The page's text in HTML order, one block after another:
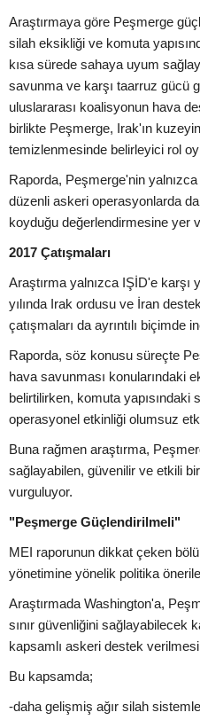
Araştırmaya göre Peşmerge
silah eksikliği ve komuta
kısa sürede sahaya uyum
savunma ve karşı taarruz gücü
uluslararası koalisyonun hava
birlikte Peşmerge, Irak'ın
temizlenmesinde belirleyici rol
Raporda, Peşmerge'nin
düzenli askeri operasyonlarda
koyduğu değerlendirmesine yer
2017 Çatışmaları
Araştırma yalnızca IŞİD'e karşı
yılında Irak ordusu ve İran
çatışmaları da ayrıntılı biçimde
Raporda, söz konusu süreçte
hava savunması konularındaki
belirtilirken, komuta yapısındaki
operasyonel etkinliği olumsuz
Buna rağmen araştırma,
sağlayabilen, güvenilir ve etkili
vurguluyor.
"Peşmerge Güçlendirilmeli"
MEI raporunun dikkat çeken
yönetimine yönelik politika
Araştırmada Washington'a,
sınır güvenliğini sağlayabilecek
kapsamlı askeri destek
Bu kapsamda;
-daha gelişmiş ağır silah